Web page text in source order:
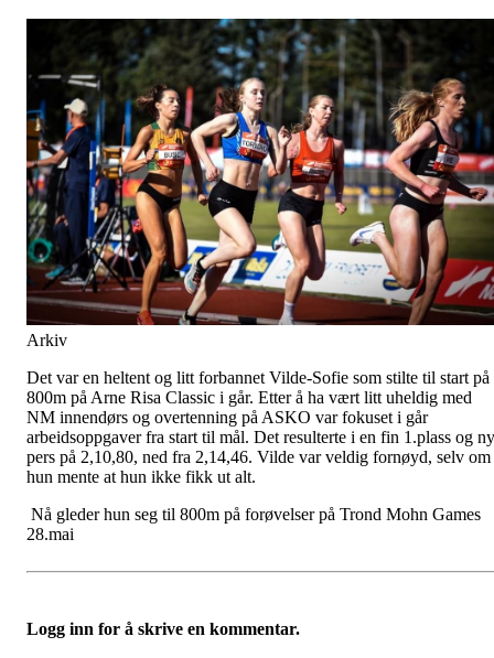
Arkiv
Det var en heltent og litt forbannet Vilde-Sofie som stilte til start på
800m på Arne Risa Classic i går. Etter å ha vært litt uheldig med
NM innendørs og overtenning på ASKO var fokuset i går
arbeidsoppgaver fra start til mål. Det resulterte i en fin 1.plass og ny
pers på 2,10,80, ned fra 2,14,46. Vilde var veldig fornøyd, selv om
hun mente at hun ikke fikk ut alt.
Nå gleder hun seg til 800m på forøvelser på Trond Mohn Games
28.mai
Logg inn for å skrive en kommentar.